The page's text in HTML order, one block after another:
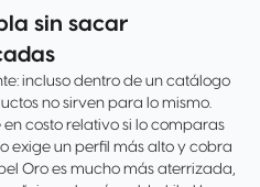
sin sacar
incluso dentro de un catálogo
no sirven para lo mismo.
costo relativo si lo comparas
exige un perfil más alto y cobra
Oro es mucho más aterrizada,